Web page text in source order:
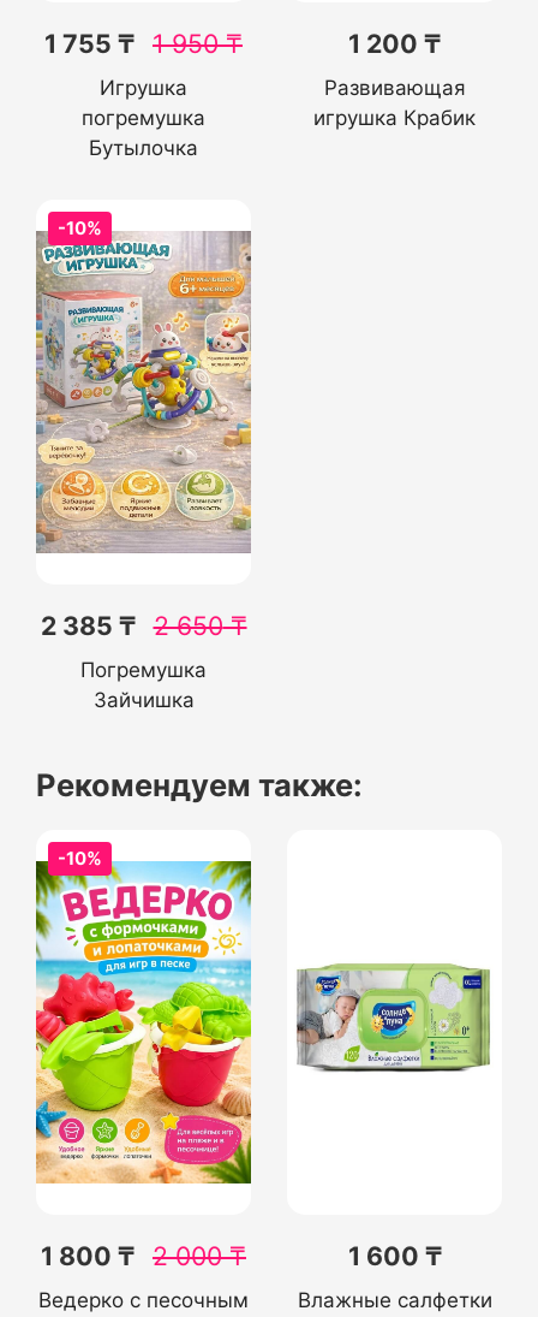
1 755 ₸ 1 950₸
Игрушка
погремушка
Бутылочка
1 200 ₸
Развивающая
игрушка Крабик
-10%
2 385 ₸ 2 650₸
Погремушка
Зайчишка
Рекомендуем также:
-10%
1 800 ₸ 2 000₸
Ведерко с песочным
1 600 ₸
Влажные салфетки